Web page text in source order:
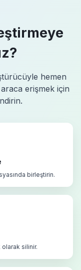
hemen
erişmek için
birleştirin.
silinir.